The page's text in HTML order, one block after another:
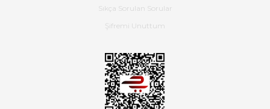
ulaştı.Ürünün paketlenmesi
gayet başarılı hasarsız bir şekilde
teslim aldım. Bu konudaki
hassasiyetleri ve Ürünün kalitesi
Sıkça Sorulan Sorular
Şifremi Unuttum